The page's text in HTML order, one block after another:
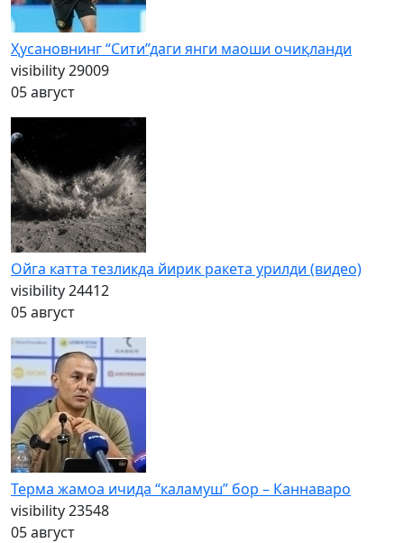
Ҳусановнинг “Сити”даги янги маоши очиқланди
visibility29009
05 август
Ойга катта тезликда йирик ракета урилди (видео)
visibility24412
05 август
Терма жамоа ичида “каламуш” бор – Каннаваро
visibility23548
05 август